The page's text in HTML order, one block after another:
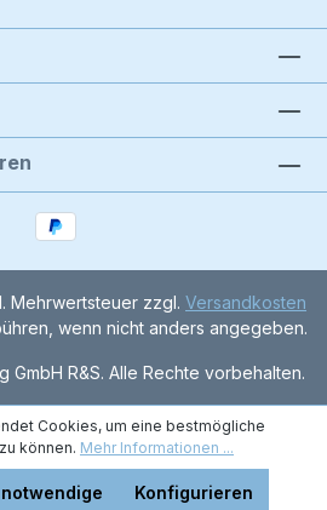
Mehrwertsteuer zzgl. Versandkosten
wenn nicht anders angegeben.
GmbH R&S. Alle Rechte vorbehalten.
Cookies, um eine bestmögliche
können. Mehr Informationen ...
Konfigurieren